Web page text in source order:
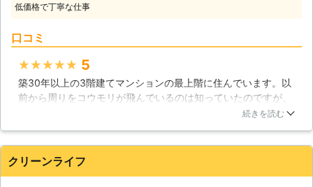
はお家の屋根裏・天井裏に巣を作りそ
こに住み着くのですがそこで生活をす
るので糞尿も出しますよね。その糞尿
が蓄積されると屋根裏・天井裏の板に
浸透していってしまい、天井に汚くて
低価格で丁寧な仕事
口コミ
★★★★★ 5
築30年以上の3階建てマンションの最上階に住んでいます。以
前から周りをコウモリが飛んでいるのは知っていたのですが、
ここ数カ月の間に3度も部屋の中でコウモリを見つけました。
業者というところにお願いしたのですが、分からなかった侵入
経路も一発で見つけていただいた上、マンションの天井の空間
続きを読む
クリーンライフ